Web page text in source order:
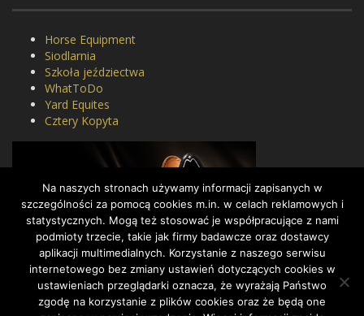
Horse Equipment
Siodlarnia
Szkoła jeździectwa
WhatToDo
Yard Equites
Cztery Kopyta
Na naszych stronach używamy informacji zapisanych w
szczególności za pomocą cookies m.in. w celach reklamowych i
statystycznych. Mogą też stosować je współpracujące z nami
podmioty trzecie, takie jak firmy badawcze oraz dostawcy
aplikacji multimedialnych. Korzystanie z naszego serwisu
internetowego bez zmiany ustawień dotyczących cookies w
ustawieniach przeglądarki oznacza, że wyrażają Państwo
zgodę na korzystanie z plików cookies oraz że będą one